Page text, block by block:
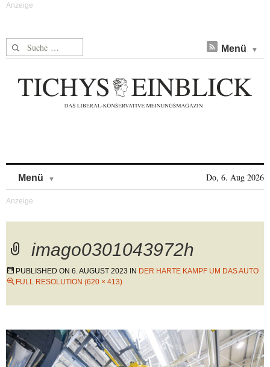
Suche nach: Menü
Menü Do, 6. Aug 2026
imago0301043972h
PUBLISHED ON 6. AUGUST 2023 IN DER HARTE KAMPF UM DAS AUTO
FULL RESOLUTION (620 × 413)